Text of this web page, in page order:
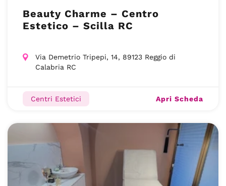
Beauty Charme – Centro
Estetico – Scilla RC
Via Demetrio Tripepi, 14, 89123 Reggio di
Calabria RC
Centri Estetici Apri Scheda